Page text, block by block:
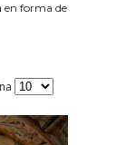
en forma de